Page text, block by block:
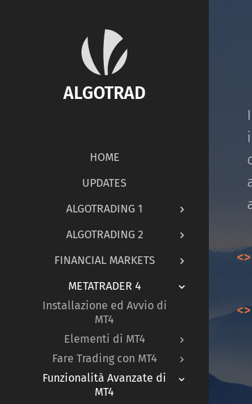
ALGOTRAD
HOME
UPDATES
ALGOTRADING 1
ALGOTRADING 2
FINANCIAL MARKETS
METATRADER 4
Installazione ed Avvio di
MT4
Elementi di MT4
Fare Trading con MT4
Funzionalità Avanzate di
MT4
<>
<>